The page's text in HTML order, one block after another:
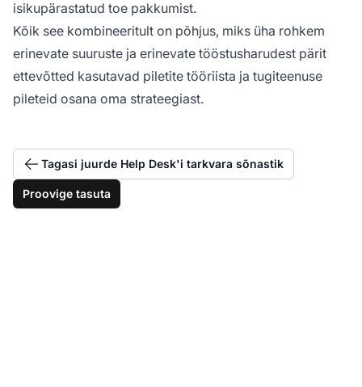
isikupärastatud toe pakkumist.
Kõik see kombineeritult on põhjus, miks üha rohkem
erinevate suuruste ja erinevate tööstusharudest pärit
ettevõtted kasutavad piletite tööriista ja tugiteenuse
pileteid osana oma strateegiast.
Tagasi juurde Help Desk'i tarkvara sõnastik
Proovige tasuta